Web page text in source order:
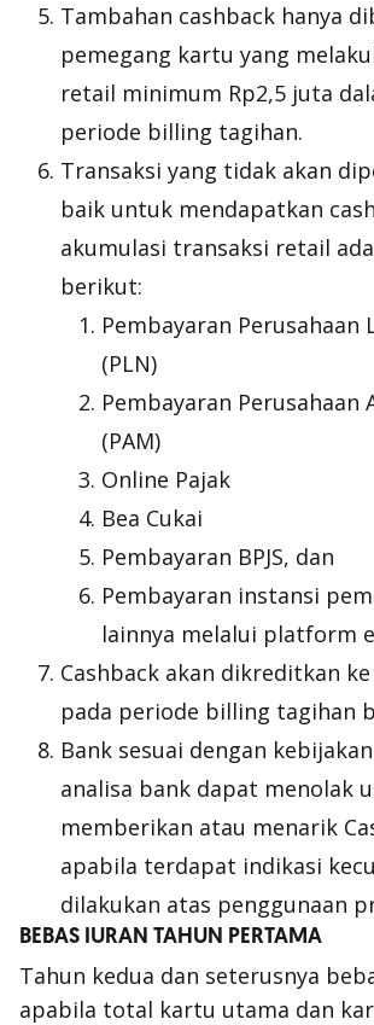
Tambahan cashback hanya
pemegang kartu yang
retail minimum Rp2,5 juta
periode billing tagihan.
Transaksi yang tidak akan
baik untuk mendapatkan
akumulasi transaksi retail
berikut:
Pembayaran Perusahaan
(PLN)
Pembayaran Perusahaan
(PAM)
Online Pajak
Bea Cukai
Pembayaran BPJS, dan
Pembayaran instansi
lainnya melalui platform
Cashback akan dikreditkan
pada periode billing tagihan
Bank sesuai dengan
analisa bank dapat menolak
memberikan atau menarik
apabila terdapat indikasi
dilakukan atas penggunaan
BEBAS IURAN TAHUN PERTAMA
Tahun kedua dan seterusnya
apabila total kartu utama dan